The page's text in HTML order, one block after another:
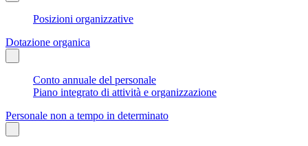
Posizioni organizzative
Dotazione organica
Conto annuale del personale
Piano integrato di attività e organizzazione
Personale non a tempo in determinato